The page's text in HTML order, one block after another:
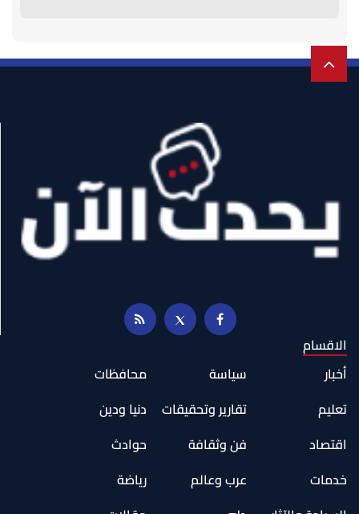
الاقسام
أخبار
سياسة
محافظات
تعليم
تقارير وتحقيقات
دنيا ودين
اقتصاد
فن وثقافة
حوادث
خدمات
عرب وعالم
رياضة